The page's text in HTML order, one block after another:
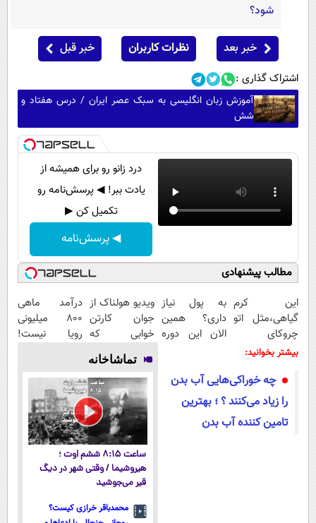
شود؟
خبر بعد نظرات کاربران خبر قبل
اشتراک گذاری :
آموزش زبان انگلیسی به سبک عصر ایران / درس هفتاد و
شش
درد زانو رو برای همیشه از
یادت ببر! ◀ پرسش‌نامه رو
تکمیل کن ▶
◀ پرسش‌نامه
مطالب پیشنهادی
این کرم
گیاهی،مثل اتو
چروکای
پوستتوصاف
به پول نیاز
داری؟ همین
الان این دوره
نشده!
ویدیو هولناک از
جوان کارتن
خوابی که
میلیاردر شد.
آموزش رایگان
درآمد ماهی
800 میلیونی
رویا نیست!
بیشتر بخوانید:
چه خوراکی‌هایی آب بدن
را زیاد می‌کنند ؟ ؛ بهترین
تامین کننده آب بدن
تماشاخانه
ساعت ۸:۱۵ ششم اوت ؛
هیروشیما / وقتی شهر در دیگ
قیر می‌جوشید
محمدباقر خرازی کیست؟